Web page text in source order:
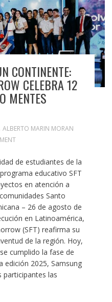
CONTINENTE:
CELEBRA 12
MENTES
ALBERTO MARIN MORAN
de estudiantes de la
educativo SFT
en atención a
Santo
– 26 de agosto de
en Latinoamérica,
(SFT) reafirma su
de la región. Hoy,
cumplido la fase de
edición 2025, Samsung
participantes las